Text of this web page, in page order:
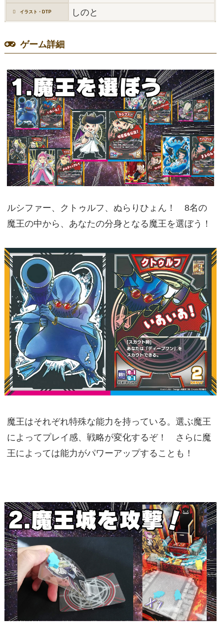
イラスト・DTP しのと
ゲーム詳細
ルシファー、クトゥルフ、ぬらりひょん！ 8名の
魔王の中から、あなたの分身となる魔王を選ぼう！
魔王はそれぞれ特殊な能力を持っている。選ぶ魔王
によってプレイ感、戦略が変化するぞ！ さらに魔
王によっては能力がパワーアップすることも！